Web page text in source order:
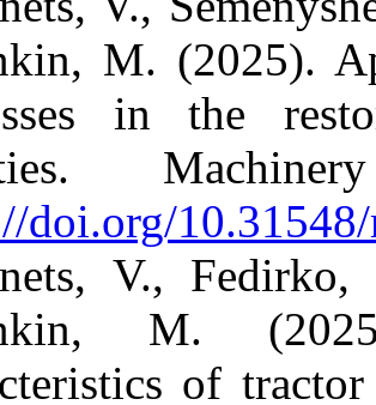
M. (2025).
in the
doi.org/
V.,
M.
of